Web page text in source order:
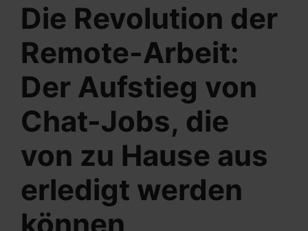
Die Revolution der
Remote-Arbeit:
Der Aufstieg von
Chat-Jobs, die
von zu Hause aus
erledigt werden
können